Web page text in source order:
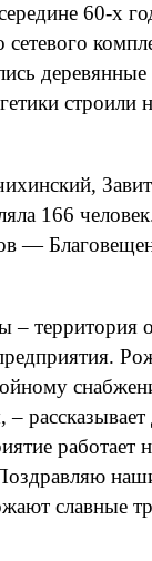
60-х
166
—
–
работает
славные